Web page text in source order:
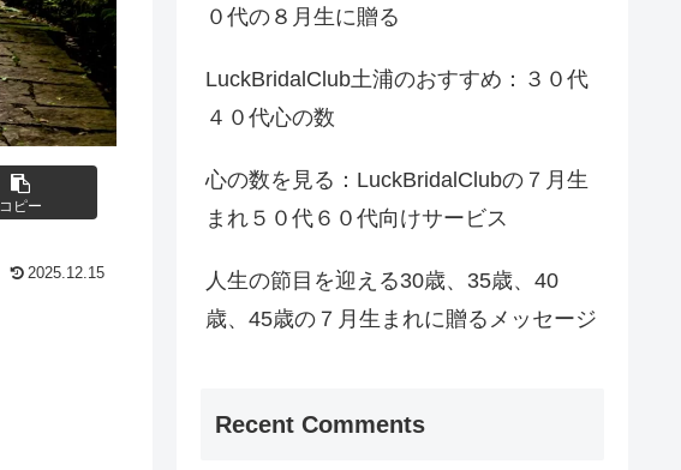
コピー
2025.12.15
０代の８月生に贈る
LuckBridalClub土浦のおすすめ：３０代
４０代心の数
心の数を見る：LuckBridalClubの７月生
まれ５０代６０代向けサービス
人生の節目を迎える30歳、35歳、40
歳、45歳の７月生まれに贈るメッセージ
Recent Comments